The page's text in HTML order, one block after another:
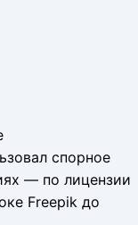
спорное
— по лицензии
Freepik до